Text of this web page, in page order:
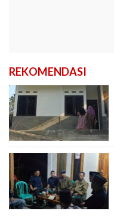
REKOMENDASI